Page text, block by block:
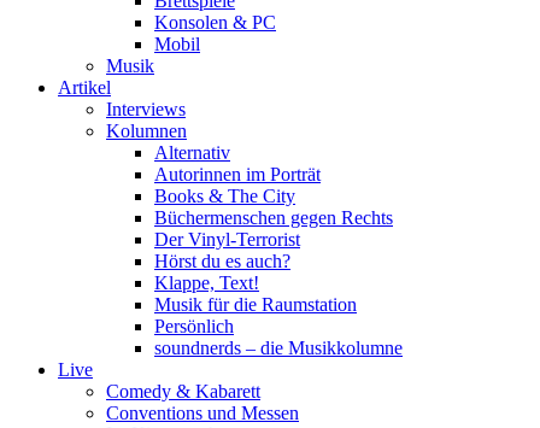
Konsolen & PC
Mobil
Musik
Artikel
Interviews
Kolumnen
Alternativ
Autorinnen im Porträt
Books & The City
Büchermenschen gegen Rechts
Der Vinyl-Terrorist
Hörst du es auch?
Klappe, Text!
Musik für die Raumstation
Persönlich
soundnerds – die Musikkolumne
Live
Comedy & Kabarett
Conventions und Messen